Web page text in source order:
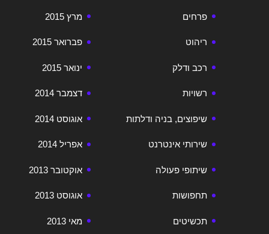
מרץ 2015
פברואר 2015
ינואר 2015
דצמבר 2014
אוגוסט 2014
אפריל 2014
אוקטובר 2013
אוגוסט 2013
מאי 2013
פרחים
ריהוט
רכב ודלק
רשויות
שיפוצים, בניה ודלתות
שירותי אינטרנט
שיתופי פעולה
תחפושות
תכשיטים